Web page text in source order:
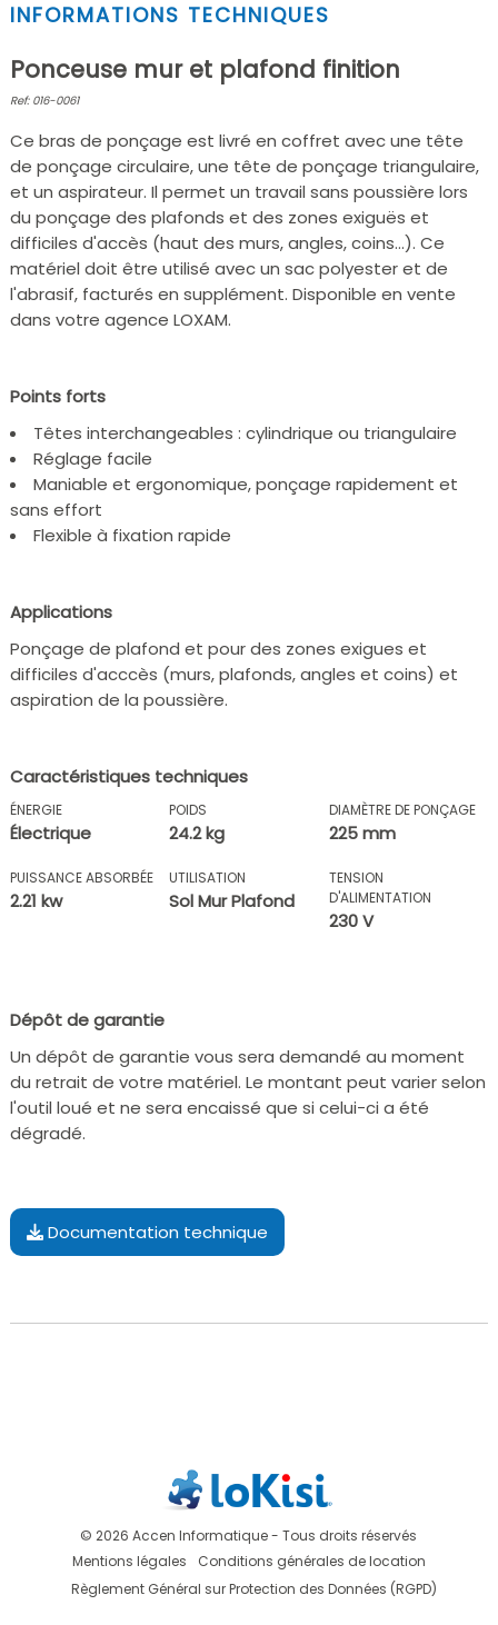
INFORMATIONS TECHNIQUES
Ponceuse mur et plafond finition
Ref: 016-0061
Ce bras de ponçage est livré en coffret avec une tête
de ponçage circulaire, une tête de ponçage triangulaire,
et un aspirateur. Il permet un travail sans poussière lors
du ponçage des plafonds et des zones exiguës et
difficiles d'accès (haut des murs, angles, coins…). Ce
matériel doit être utilisé avec un sac polyester et de
l'abrasif, facturés en supplément. Disponible en vente
dans votre agence LOXAM.
Points forts
Têtes interchangeables : cylindrique ou triangulaire
Réglage facile
Maniable et ergonomique, ponçage rapidement et
sans effort
Flexible à fixation rapide
Applications
Ponçage de plafond et pour des zones exigues et
difficiles d'acccès (murs, plafonds, angles et coins) et
aspiration de la poussière.
Caractéristiques techniques
ÉNERGIE
Électrique
POIDS
24.2 kg
DIAMÈTRE DE PONÇAGE
225 mm
PUISSANCE ABSORBÉE
2.21 kw
UTILISATION
Sol Mur Plafond
TENSION
D'ALIMENTATION
230 V
Dépôt de garantie
Un dépôt de garantie vous sera demandé au moment
du retrait de votre matériel. Le montant peut varier selon
l'outil loué et ne sera encaissé que si celui-ci a été
dégradé.
Documentation technique
© 2026 Accen Informatique - Tous droits réservés
Mentions légales
Conditions générales de location
Règlement Général sur Protection des Données (RGPD)